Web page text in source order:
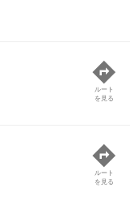
ルート
を見る
ルート
を見る